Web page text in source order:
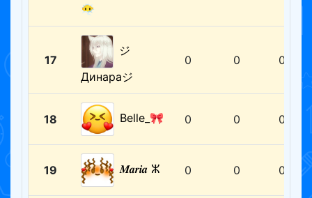
😶‍🌫️
17
ジ
Динараジ
0 0 0
18 Belle_🎀 0 0 0
19 𝑴𝒂𝒓𝒊𝒂 ⵣ 0 0 0